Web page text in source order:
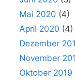
Mai 2020 (4)
April 2020 (4)
Dezember
November
Oktober 2019